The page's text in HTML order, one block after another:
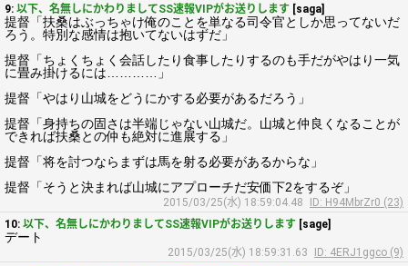
9: 以下、名無しにかわりましてSS速報VIPがお送りします [saga]
提督「扶桑はぶっちゃけ俺のことを単なる司令官としか思ってないだ
ろう。特別な感情は抱いてないはずだ」
提督「ちょくちょく会話したり食事したりするのも手だがやはり一気
に畳み掛けるには…………」
提督「やはり山城をどうにかする必要があるだろう」
提督「身持ちの固さは半端じゃない山城だ。山城と仲良くなることが
できれば扶桑との仲も絶対に進展する」
提督「将を討つならまずは馬を射る必要があるからな」
提督「そうと決まれば山城にアプローチだ安価下2をするぞ」
2015/03/25(水) 18:59:04.48
ID: H94MbrZr0 (23)
10: 以下、名無しにかわりましてSS速報VIPがお送りします [sage]
デート
2015/03/25(水) 18:59:31.63
ID: 4ERJ1ggco (9)